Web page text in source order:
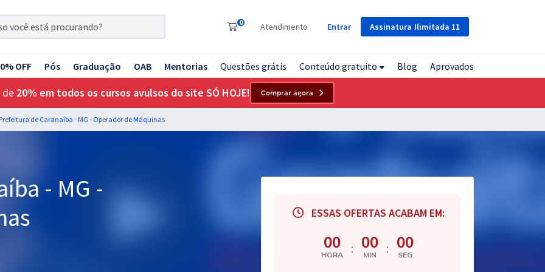
Assinatura Ilimitada 11
0 Atendimento Entrar
OFF Pós Graduação OAB Mentorias Questões grátis Conteúdo gratuito Blog Aprovados
de 20% em todos os cursos avulsos do site SÓ HOJE! Comprar agora
Prefeitura de Caranaíba - MG - Operador de Máquinas
- MG -
ESSAS OFERTAS ACABAM EM:
00
HORA : 00
MIN : 00
SEG